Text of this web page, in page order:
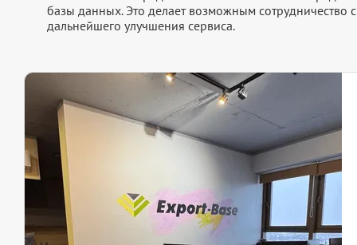
базы данных. Это делает возможным сотрудничество
дальнейшего улучшения сервиса.